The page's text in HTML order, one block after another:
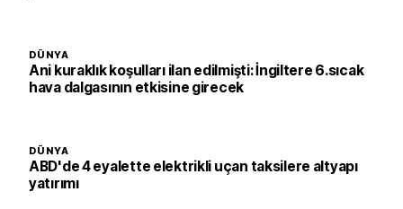
DÜNYA
Ani kuraklık koşulları ilan edilmişti: İngiltere 6.sıcak
hava dalgasının etkisine girecek
DÜNYA
ABD'de 4 eyalette elektrikli uçan taksilere altyapı
yatırımı